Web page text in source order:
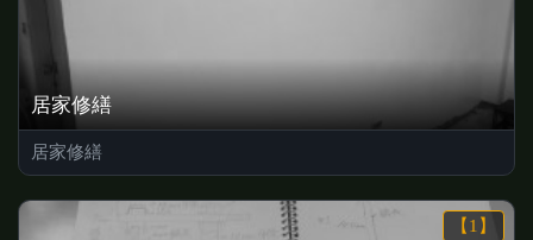
居家修繕
居家修繕
【1】